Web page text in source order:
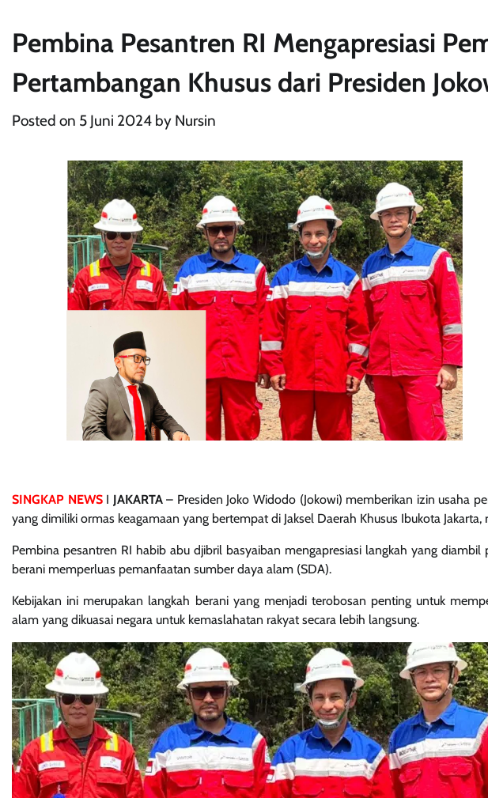
Pembina Pesantren RI Mengapresiasi
Pertambangan Khusus dari Presiden
Posted on 5 Juni 2024 by Nursin
SINGKAP NEWSI JAKARTA– Presiden Joko Widodo (Jokowi) memberikan izin usaha
yang dimiliki ormas keagamaan yang bertempat di Jaksel Daerah Khusus Ibukota
Pembina pesantren RI habib abu djibril basyaiban mengapresiasi langkah yang diambil
berani memperluas pemanfaatan sumber daya alam (SDA).
Kebijakan ini merupakan langkah berani yang menjadi terobosan penting untuk
alam yang dikuasai negara untuk kemaslahatan rakyat secara lebih langsung.